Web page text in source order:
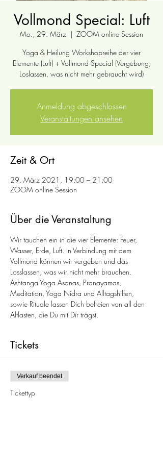
Vollmond Special: Luft
Mo., 29. März
  |
ZOOM online Session
Yoga & Heilung Workshopreihe der vier
Elemente (Luft) + Vollmond Special (Vergebung,
Loslassen, was nicht mehr gebraucht wird)
Anmeldung abgeschlossen
Veranstaltungen ansehen
Zeit & Ort
29. März 2021, 19:00 – 21:00
ZOOM online Session
Über die Veranstaltung
Wir tauchen ein in die vier Elemente: Feuer,
Wasser, Erde, Luft. In Verbindung mit dem
Vollmond können wir vergeben und das
Losslassen, was wir nicht mehr brauchen.
Ashtanga Yoga Asanas, Pranayamas,
Meditation, Yoga Nidra und Alltagshilfen,
sowie Rituale lassen Dich befreien von all den
Altlasten, die Du mit Dir trägst.
Tickets
Verkauf beendet
Tickettyp